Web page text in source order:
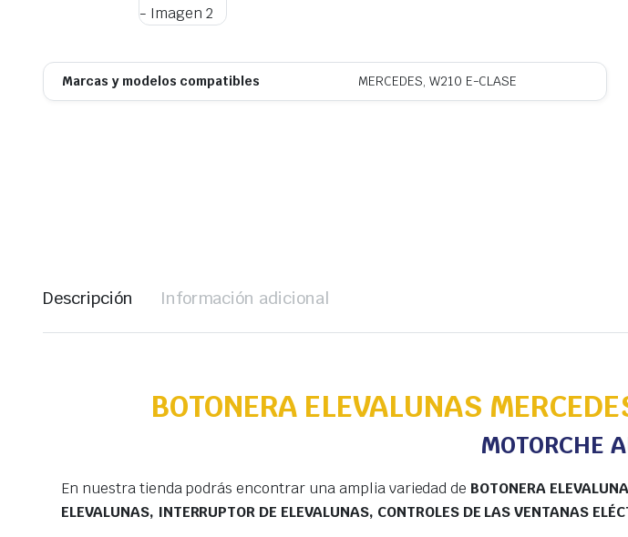
Marcas y modelos compatibles MERCEDES, W210 E-CLASE
Descripción Información adicional
BOTONERA ELEVALUNAS
MOTORCHE
En nuestra tienda podrás encontrar una amplia variedad de BOTONERA
ELEVALUNAS, INTERRUPTOR DE ELEVALUNAS, CONTROLES DE LAS VENTANAS